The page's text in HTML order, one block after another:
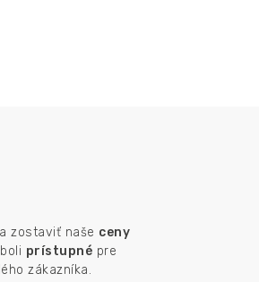
zostaviť naše ceny
prístupné pre
zákazníka.